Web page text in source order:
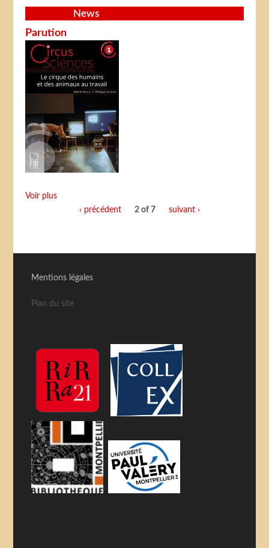
News
Parution
Voir plus
‹ précédent
2 of 7 suivant ›
Mentions légales
Plan du site